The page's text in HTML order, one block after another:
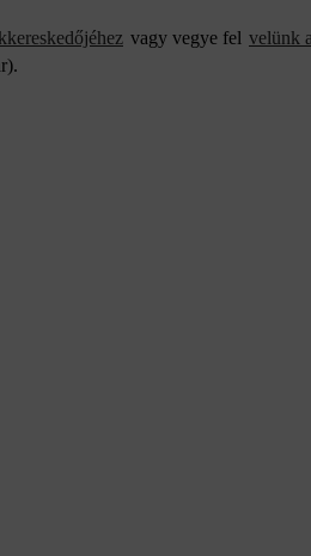
vagy vegye fel velünk